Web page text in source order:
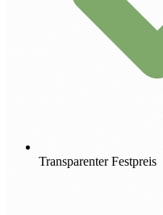
Transparenter Festpreis